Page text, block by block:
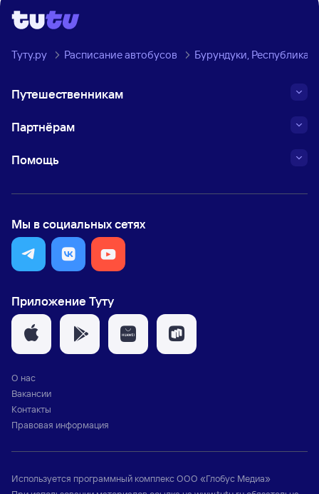
Туту.ру Расписание автобусов Бурундуки, Республика
Путешественникам
Партнёрам
Помощь
Мы в социальных сетях
Приложение Туту
О нас
Вакансии
Контакты
Правовая информация
Используется программный комплексООО «Глобус Медиа»